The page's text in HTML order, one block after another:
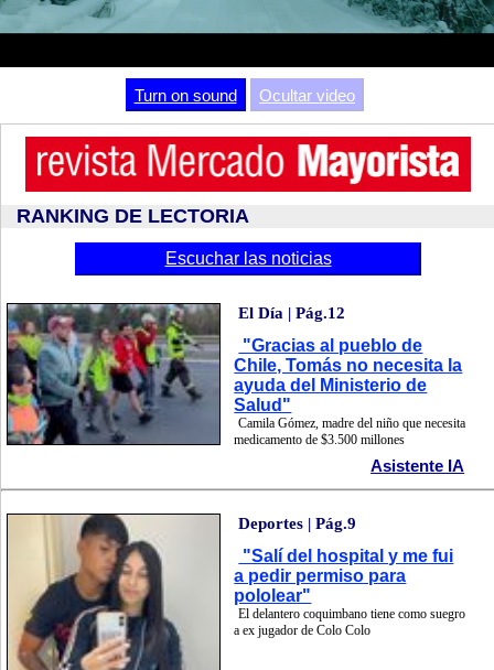
Turn on sound Ocultar video
RANKING DE LECTORIA
Escuchar las noticias
El Día | Pág.12
"Gracias al pueblo de
Chile, Tomás no necesita la
ayuda del Ministerio de
Salud"
Camila Gómez, madre del niño que necesita
medicamento de $3.500 millones
Asistente IA
Deportes | Pág.9
"Salí del hospital y me fui
a pedir permiso para
pololear"
El delantero coquimbano tiene como suegro
a ex jugador de Colo Colo